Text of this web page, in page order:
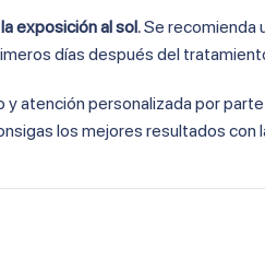
exposición al sol.Se recomienda
días después del
y atención personalizada por
los mejores resultados con